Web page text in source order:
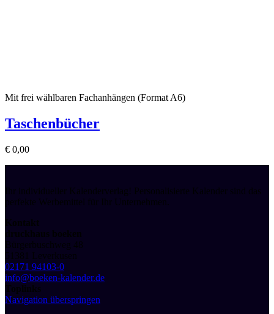
Mit frei wählbaren Fachanhängen (Format A6)
Taschenbücher
€ 0,00
Ihr individueller Kalenderverlag! Personalisierte Kalender sind das
perfekte Werbemittel für Ihr Unternehmen.
Kontakt
druckhaus boeken
Bürgerbuschweg 48
51381 Leverkusen
02171 94103-0
info@boeken-kalender.de
Toplinks
Navigation überspringen